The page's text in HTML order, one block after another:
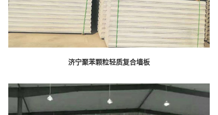
济宁聚苯颗粒轻质复合墙板